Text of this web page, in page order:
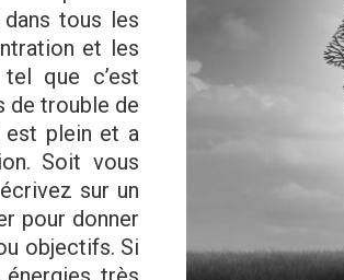
tous les
et les
que c’est
de trouble de
est plein et a
Soit vous
sur un
pour donner
objectifs. Si